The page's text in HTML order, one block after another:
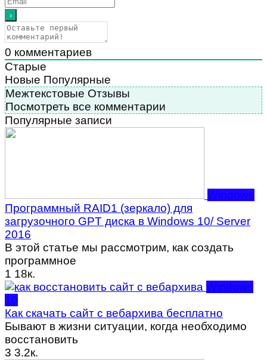
0 комментариев
Старые
Новые Популярные
Межтекстовые Отзывы
Посмотреть все комментарии
Популярные записи
Windows
Программный RAID1 (зеркало) для
загрузочного GPT диска в Windows 10/ Server
2016
В этой статье мы рассмотрим, как создать
программное
1 18к.
Windows
10
Как скачать сайт с вебархива бесплатно
Бывают в жизни ситуации, когда необходимо
восстановить
3 3.2к.